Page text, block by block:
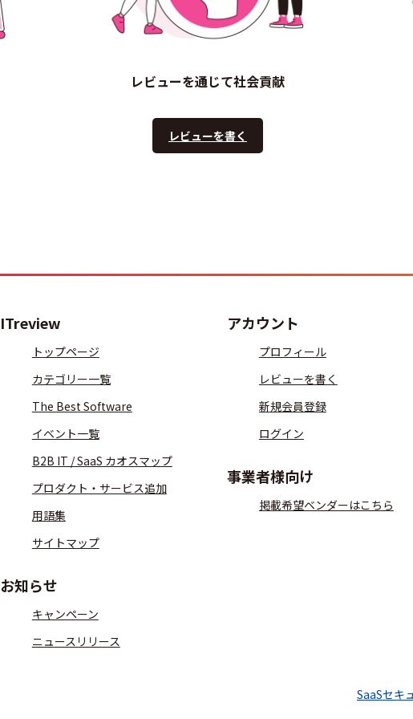
レビューを通じて社会貢献
レビューを書く
ITreview
トップページ
カテゴリー一覧
The Best Software
イベント一覧
B2B IT / SaaS カオスマップ
プロダクト・サービス追加
用語集
サイトマップ
お知らせ
キャンペーン
ニュースリリース
アカウント
プロフィール
レビューを書く
新規会員登録
ログイン
事業者様向け
掲載希望ベンダーはこちら
SaaSセキ